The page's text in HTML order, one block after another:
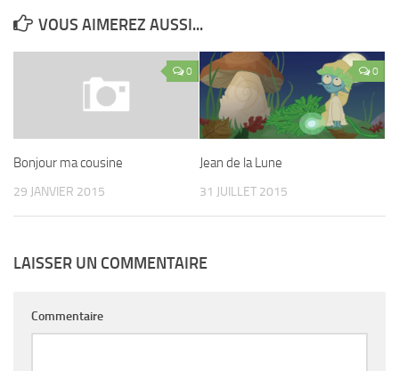
VOUS AIMEREZ AUSSI...
0
Bonjour ma cousine
29 JANVIER 2015
0
Jean de la Lune
31 JUILLET 2015
LAISSER UN COMMENTAIRE
Commentaire